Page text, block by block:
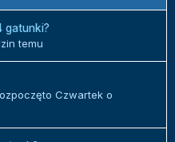
gatunki?
temu
Czwartek o